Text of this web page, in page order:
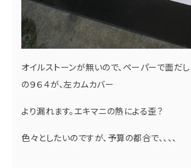
オイルストーンが無いので、ペーパーで面だし
の９６４が、左カムカバー
より漏れます。エキマニの熱による歪？
色々としたいのですが、予算の都合で、、、、